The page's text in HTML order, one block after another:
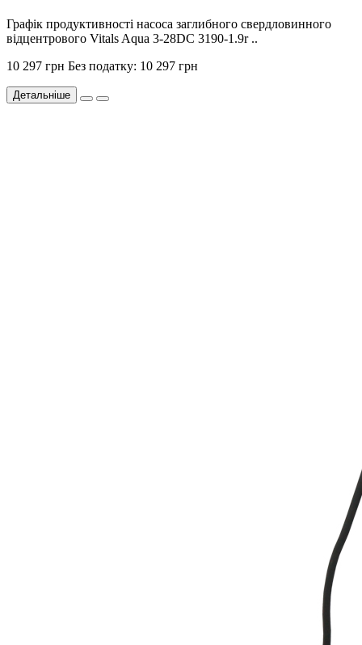
Графік продуктивності насоса заглибного свердловинного
відцентрового Vitals Aqua 3-28DC 3190-1.9r ..
10 297 грн Без податку: 10 297 грн
Детальніше